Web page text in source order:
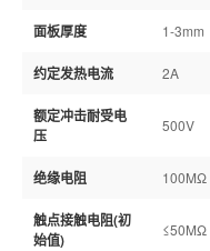
面板厚度 1-3mm
约定发热电流 2A
额定冲击耐受电
压
500V
绝缘电阻 100MΩ
触点接触电阻(初
始值)
≤50MΩ